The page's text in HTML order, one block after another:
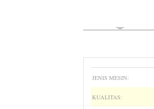
JENIS MESIN:
KUALITAS: